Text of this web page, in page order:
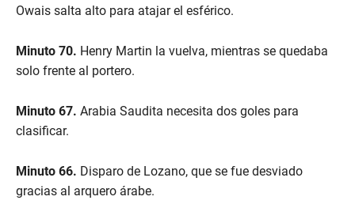
Owais salta alto para atajar el esférico.
Minuto 70. Henry Martin la vuelva, mientras se quedaba
solo frente al portero.
Minuto 67. Arabia Saudita necesita dos goles para
clasificar.
Minuto 66. Disparo de Lozano, que se fue desviado
gracias al arquero árabe.